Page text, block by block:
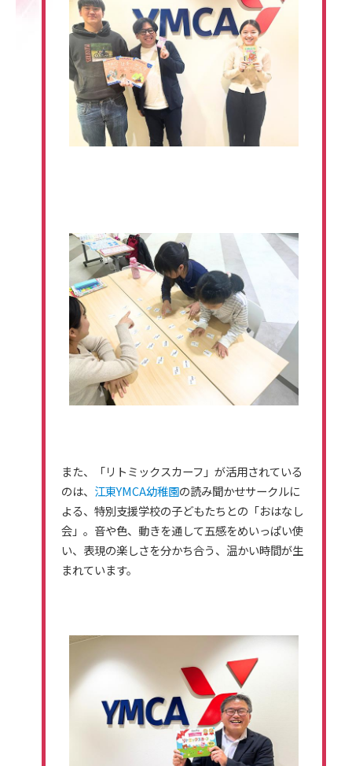
また、「リトミックスカーフ」が活用されている
のは、 江東YMCA幼稚園の読み聞かせサークルに
よる、特別支援学校の子どもたちとの「おはなし
会」。音や色、動きを通して五感をめいっぱい使
い、表現の楽しさを分かち合う、温かい時間が生
まれています。